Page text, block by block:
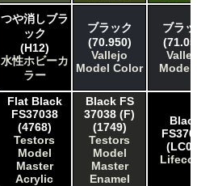
つや消しブラ
ック
(H12)
水性ホビーカ
ラー
ブラック
(70.950)
Vallejo
Model Color
ブラ
Model
Flat Black
FS37038
(4768)
Testors
Model
Master
Acrylic
Black FS
37038 (F)
(1749)
Testors
Model
Master
Enamel